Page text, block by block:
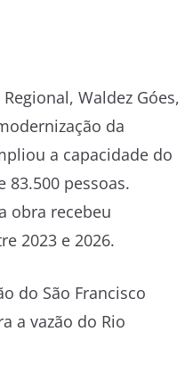
Waldez Góes,
da
a capacidade do
pessoas.
obra recebeu
2023 e 2026.
do São Francisco
a vazão do Rio